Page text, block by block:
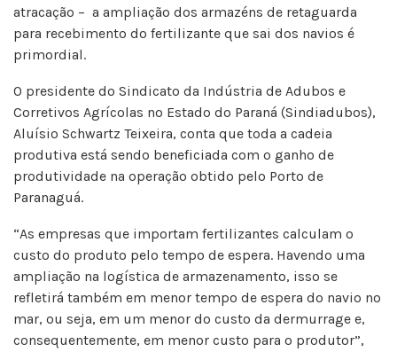
atracação – a ampliação dos armazéns de retaguarda
para recebimento do fertilizante que sai dos navios é
primordial.
O presidente do Sindicato da Indústria de Adubos e
Corretivos Agrícolas no Estado do Paraná (Sindiadubos),
Aluísio Schwartz Teixeira, conta que toda a cadeia
produtiva está sendo beneficiada com o ganho de
produtividade na operação obtido pelo Porto de
Paranaguá.
“As empresas que importam fertilizantes calculam o
custo do produto pelo tempo de espera. Havendo uma
ampliação na logística de armazenamento, isso se
refletirá também em menor tempo de espera do navio no
mar, ou seja, em um menor do custo da dermurrage e,
consequentemente, em menor custo para o produtor”,